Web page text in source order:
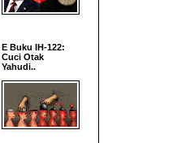
E Buku IH-122:
Cuci Otak
Yahudi..